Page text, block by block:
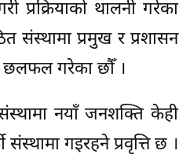
प्रक्रियाको थालनी गरेका
संस्थामा प्रमुख र प्रशासन
गरेका छौँ ।
नयाँ जनशक्ति केही
गइरहने प्रवृत्ति छ ।